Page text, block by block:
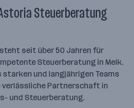
Steuerberatung
seit über 50 Jahren für
Steuerberatung in Melk.
starken und langjährigen Teams
Partnerschaft in
und Steuerberatung.